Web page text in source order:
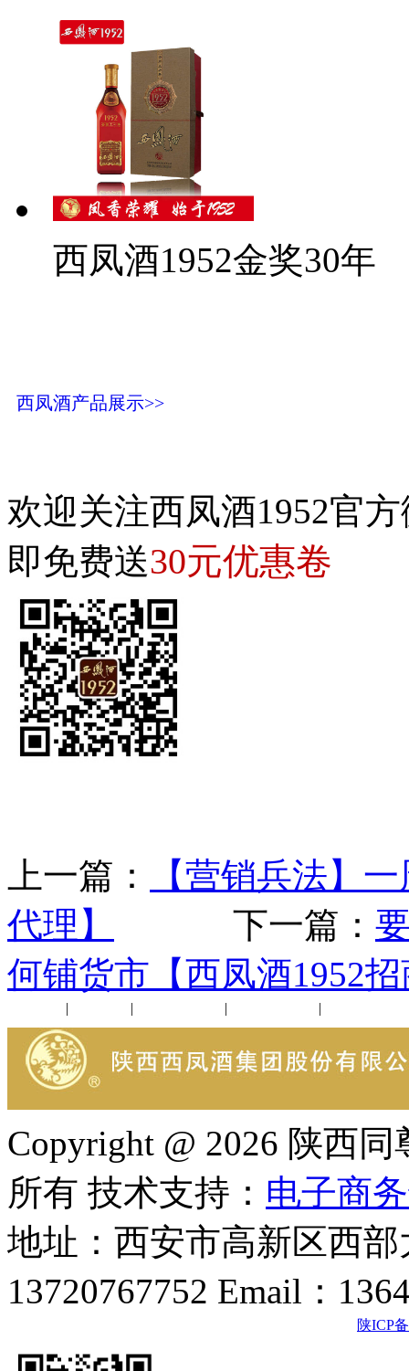
西凤酒1952金奖30年
西凤酒产品展示>>
欢迎关注西凤酒1952官
即免费送30元优惠卷
上一篇：
【营销兵法】
代理】
下一篇：
何铺货市【西凤酒1952
| | | |
Copyright @ 2026 陕西
所有 技术支持： 电子商
地址：西安市高新区西
13720767752 Email：
陕ICP